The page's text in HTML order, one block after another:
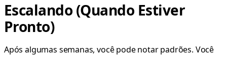
Escalando (Quando Estiver
Pronto)
Após algumas semanas, você pode notar padrões. Você